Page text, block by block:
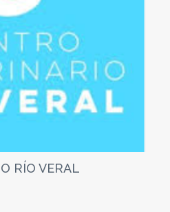
RÍO VERAL